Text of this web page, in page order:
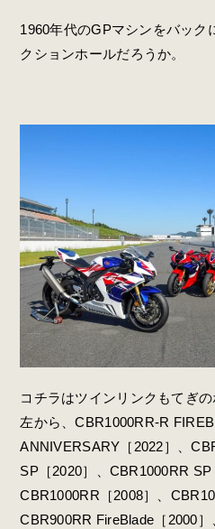
1960年代のGPマシンをバック
クションホールだろうか。
コチラはツインリンクもてぎ
左から、CBR1000RR-R
ANNIVERSARY［2022］、
SP［2020］、CBR1000RR SP
CBR1000RR［2008］、
CBR900RR FireBlade［2000